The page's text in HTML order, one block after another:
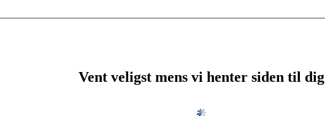
Vent veligst mens vi henter siden til dig